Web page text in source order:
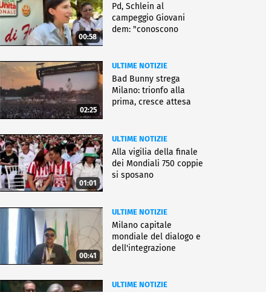
00:58
Pd, Schlein al
campeggio Giovani
dem: "conoscono
02:25
ULTIME NOTIZIE
Bad Bunny strega
Milano: trionfo alla
prima, cresce attesa
01:01
ULTIME NOTIZIE
Alla vigilia della finale
dei Mondiali 750 coppie
si sposano
00:41
ULTIME NOTIZIE
Milano capitale
mondiale del dialogo e
dell'integrazione
ULTIME NOTIZIE